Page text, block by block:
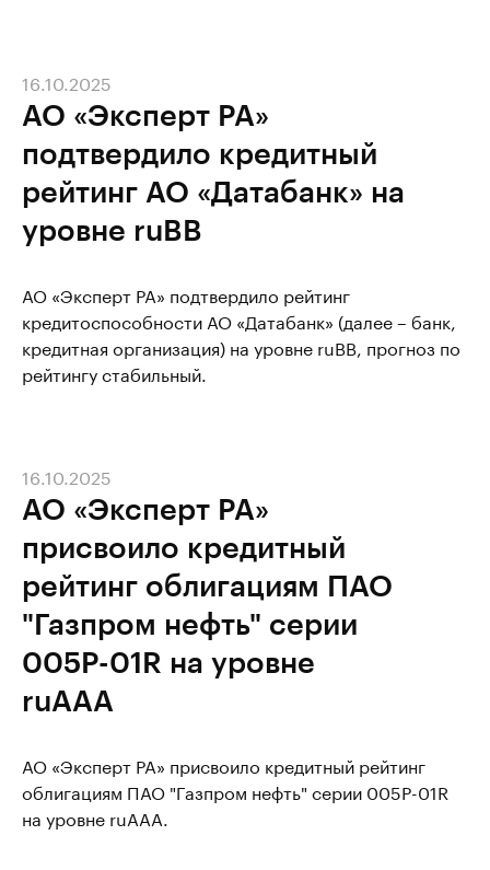
АО «Эксперт РА»
подтвердило кредитный
рейтинг АО «Датабанк» на
уровне ruBB
16.10.2025
АО «Эксперт РА» подтвердило рейтинг
кредитоспособности АО «Датабанк» (далее – банк,
кредитная организация) на уровне ruBB, прогноз по
рейтингу стабильный.
АО «Эксперт РА»
присвоило кредитный
рейтинг облигациям ПАО
"Газпром нефть" серии
005Р-01R на уровне
ruAAA
16.10.2025
АО «Эксперт РА» присвоило кредитный рейтинг
облигациям ПАО "Газпром нефть" серии 005Р-01R
на уровне ruAAA.